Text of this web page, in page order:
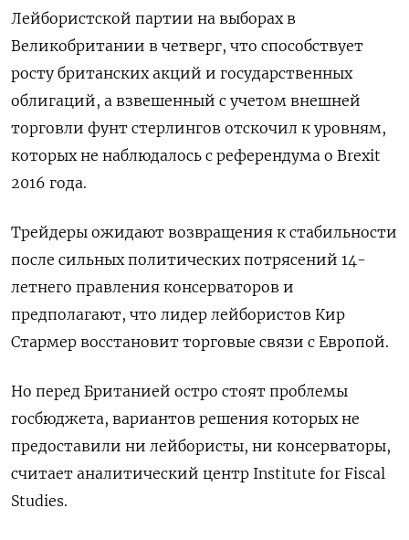
Лейбористской партии на выборах в
Великобритании в четверг, что способствует
росту британских акций и государственных
облигаций, а взвешенный с учетом внешней
торговли фунт стерлингов отскочил к уровням,
которых не наблюдалось с референдума о Brexit
2016 года.
Трейдеры ожидают возвращения к стабильности
после сильных политических потрясений 14-
летнего правления консерваторов и
предполагают, что лидер лейбористов Кир
Стармер восстановит торговые связи с Европой.
Но перед Британией остро стоят проблемы
госбюджета, вариантов решения которых не
предоставили ни лейбористы, ни консерваторы,
считает аналитический центр Institute for Fiscal
Studies.